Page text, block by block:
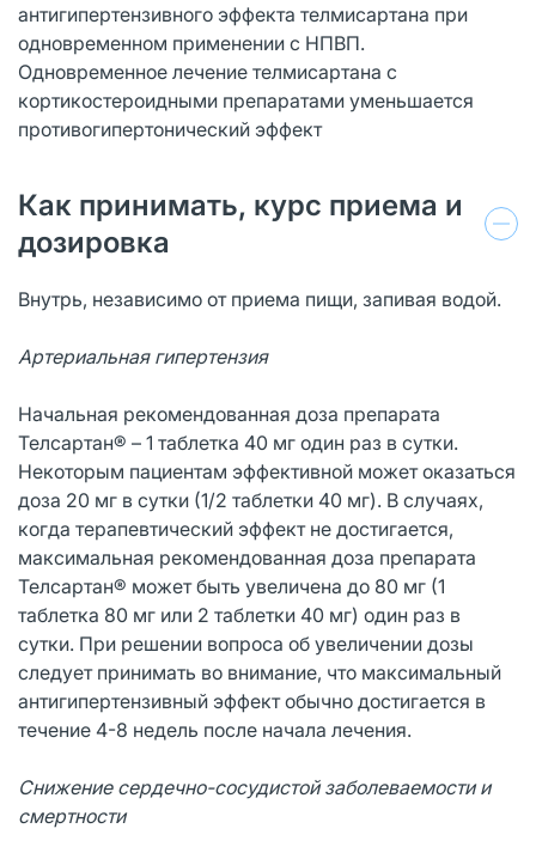
антигипертензивного эффекта телмисартана при
одновременном применении с НПВП.
Одновременное лечение телмисартана с
кортикостероидными препаратами уменьшается
противогипертонический эффект
Как принимать, курс приема и
дозировка
Внутрь, независимо от приема пищи, запивая водой.
Артериальная гипертензия
Начальная рекомендованная доза препарата
Телсартан® – 1 таблетка 40 мг один раз в сутки.
Некоторым пациентам эффективной может оказаться
доза 20 мг в сутки (1/2 таблетки 40 мг). В случаях,
когда терапевтический эффект не достигается,
максимальная рекомендованная доза препарата
Телсартан® может быть увеличена до 80 мг (1
таблетка 80 мг или 2 таблетки 40 мг) один раз в
сутки. При решении вопроса об увеличении дозы
следует принимать во внимание, что максимальный
антигипертензивный эффект обычно достигается в
течение 4-8 недель после начала лечения.
Снижение сердечно-сосудистой заболеваемости и
смертности